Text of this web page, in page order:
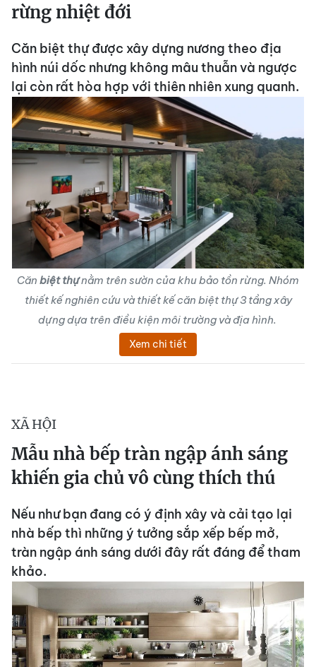
rừng nhiệt đới
Căn biệt thự được xây dựng nương theo địa
hình núi dốc nhưng không mâu thuẫn và ngược
lại còn rất hòa hợp với thiên nhiên xung quanh.
Căn biệt thựnằm trên sườn của khu bảo tồn rừng. Nhóm
thiết kế nghiên cứu vàthiết kế căn biệt thự3 tầng xây
dựng dựa trên điều kiện môi trường và địa hình.
Xem chi tiết
XÃ HỘI
Mẫu nhà bếp tràn ngập ánh sáng
khiến gia chủ vô cùng thích thú
Nếu như bạn đang có ý định xây và cải tạo lại
nhà bếp thì những ý tưởng sắp xếp bếp mở,
tràn ngập ánh sáng dưới đây rất đáng để tham
khảo.